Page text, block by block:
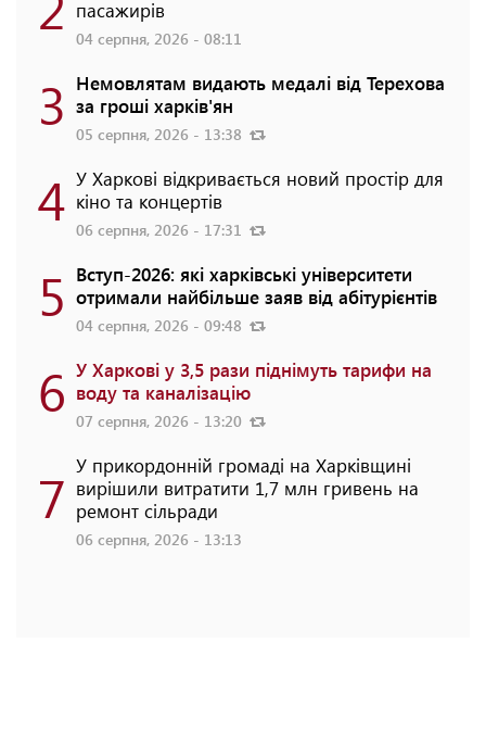
пасажирів
04 серпня, 2026 - 08:11
3 Немовлятам видають медалі від Терехова
за гроші харків'ян
05 серпня, 2026 - 13:38
4 У Харкові відкривається новий простір для
кіно та концертів
06 серпня, 2026 - 17:31
5 Вступ-2026: які харківські університети
отримали найбільше заяв від абітурієнтів
04 серпня, 2026 - 09:48
6 У Харкові у 3,5 рази піднімуть тарифи на
воду та каналізацію
07 серпня, 2026 - 13:20
7 У прикордонній громаді на Харківщині
вирішили витратити 1,7 млн гривень на
ремонт сільради
06 серпня, 2026 - 13:13